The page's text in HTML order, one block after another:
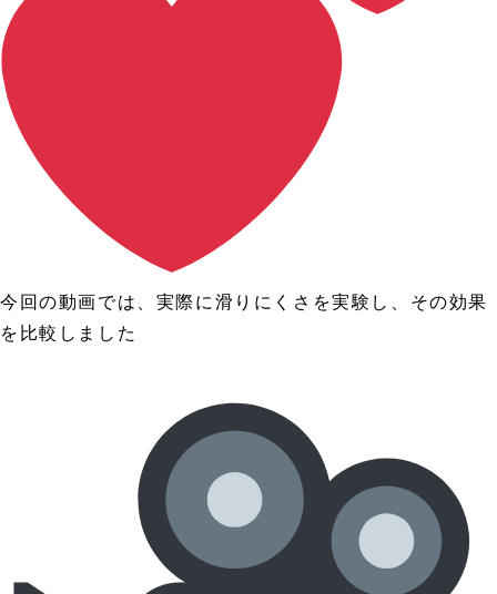
今回の動画では、実際に滑りにくさを実験し、その効果
を比較しました